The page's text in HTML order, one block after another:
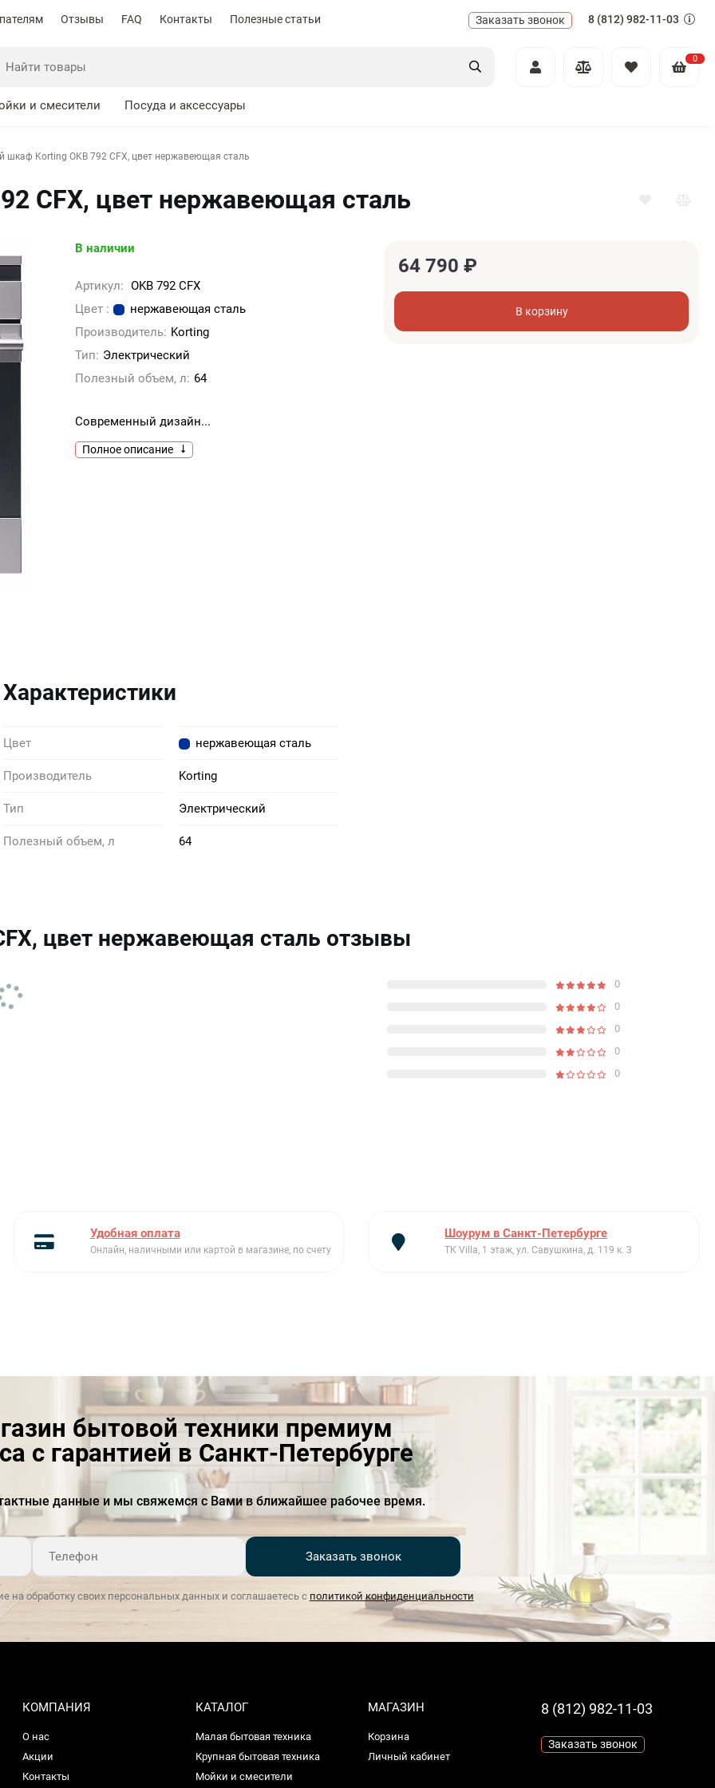
Отзывы FAQ Контакты Полезные статьи Заказать звонок 8 (812) 982-11-03
0
и смесители Посуда и аксессуары
шкаф Korting OKB 792 CFX, цвет нержавеющая сталь
CFX, цвет нержавеющая сталь
В наличии
Артикул: OKB 792 CFX
Цвет :
нержавеющая сталь
Производитель: Korting
Тип: Электрический
Полезный объем, л: 64
Современный дизайн...
Полное описание
64 790 ₽
В корзину
Характеристики
Цвет нержавеющая сталь
Производитель Korting
Тип Электрический
Полезный объем, л 64
цвет нержавеющая сталь отзывы
0
0
0
0
0
Удобная оплата
Онлайн, наличными или картой в магазине, по счету
Шоурум в Санкт-Петербурге
ТК Villa, 1 этаж, ул. Савушкина, д. 119 к. 3
бытовой техники премиум
с гарантией в Санкт-Петербурге
данные и мы свяжемся с Вами в ближайшее рабочее время.
Заказать звонок
на обработку своих персональных данных и соглашаетесь с политикой конфиденциальности
КОМПАНИЯ
О нас
Акции
Контакты
КАТАЛОГ
Малая бытовая техника
Крупная бытовая техника
Мойки и смесители
МАГАЗИН
Корзина
Личный кабинет
8 (812) 982-11-03
Заказать звонок